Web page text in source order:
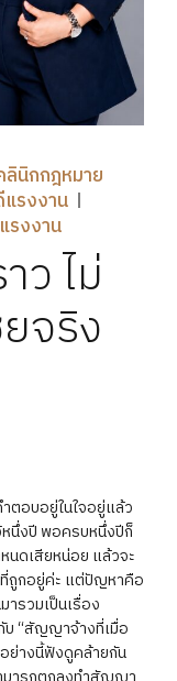
ลินิกกฎหมาย
รงงาน
รงงาน
ไม่
จริง
ตอบอยู่ในใจอยู่แล้ว
นึ่งปี พอครบหนึ่งปีก็
นดเสียหน่อย แล้วจะ
ที่ถูกอยู่ค่ะ แต่ปัญหาคือ
รวมเป็นเรื่อง
บ “สัญญาจ้างที่เมื่อ
ย่างนี้ฟังดูคล้ายกัน